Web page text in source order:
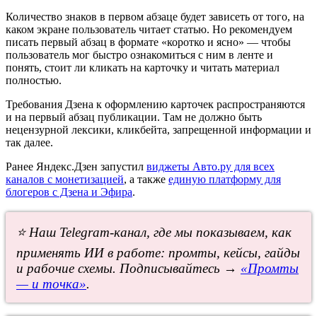
Количество знаков в первом абзаце будет зависеть от того, на
каком экране пользователь читает статью. Но рекомендуем
писать первый абзац в формате «коротко и ясно» — чтобы
пользователь мог быстро ознакомиться с ним в ленте и
понять, стоит ли кликать на карточку и читать материал
полностью.
Требования Дзена к оформлению карточек распространяются
и на первый абзац публикации. Там не должно быть
нецензурной лексики, кликбейта, запрещенной информации и
так далее.
Ранее Яндекс.Дзен запустил виджеты Авто.ру для всех
каналов с монетизацией, а также единую платформу для
блогеров с Дзена и Эфира.
⭐ Наш Telegram-канал, где мы показываем, как
применять ИИ в работе: промты, кейсы, гайды
и рабочие схемы. Подписывайтесь → «Промты
— и точка».